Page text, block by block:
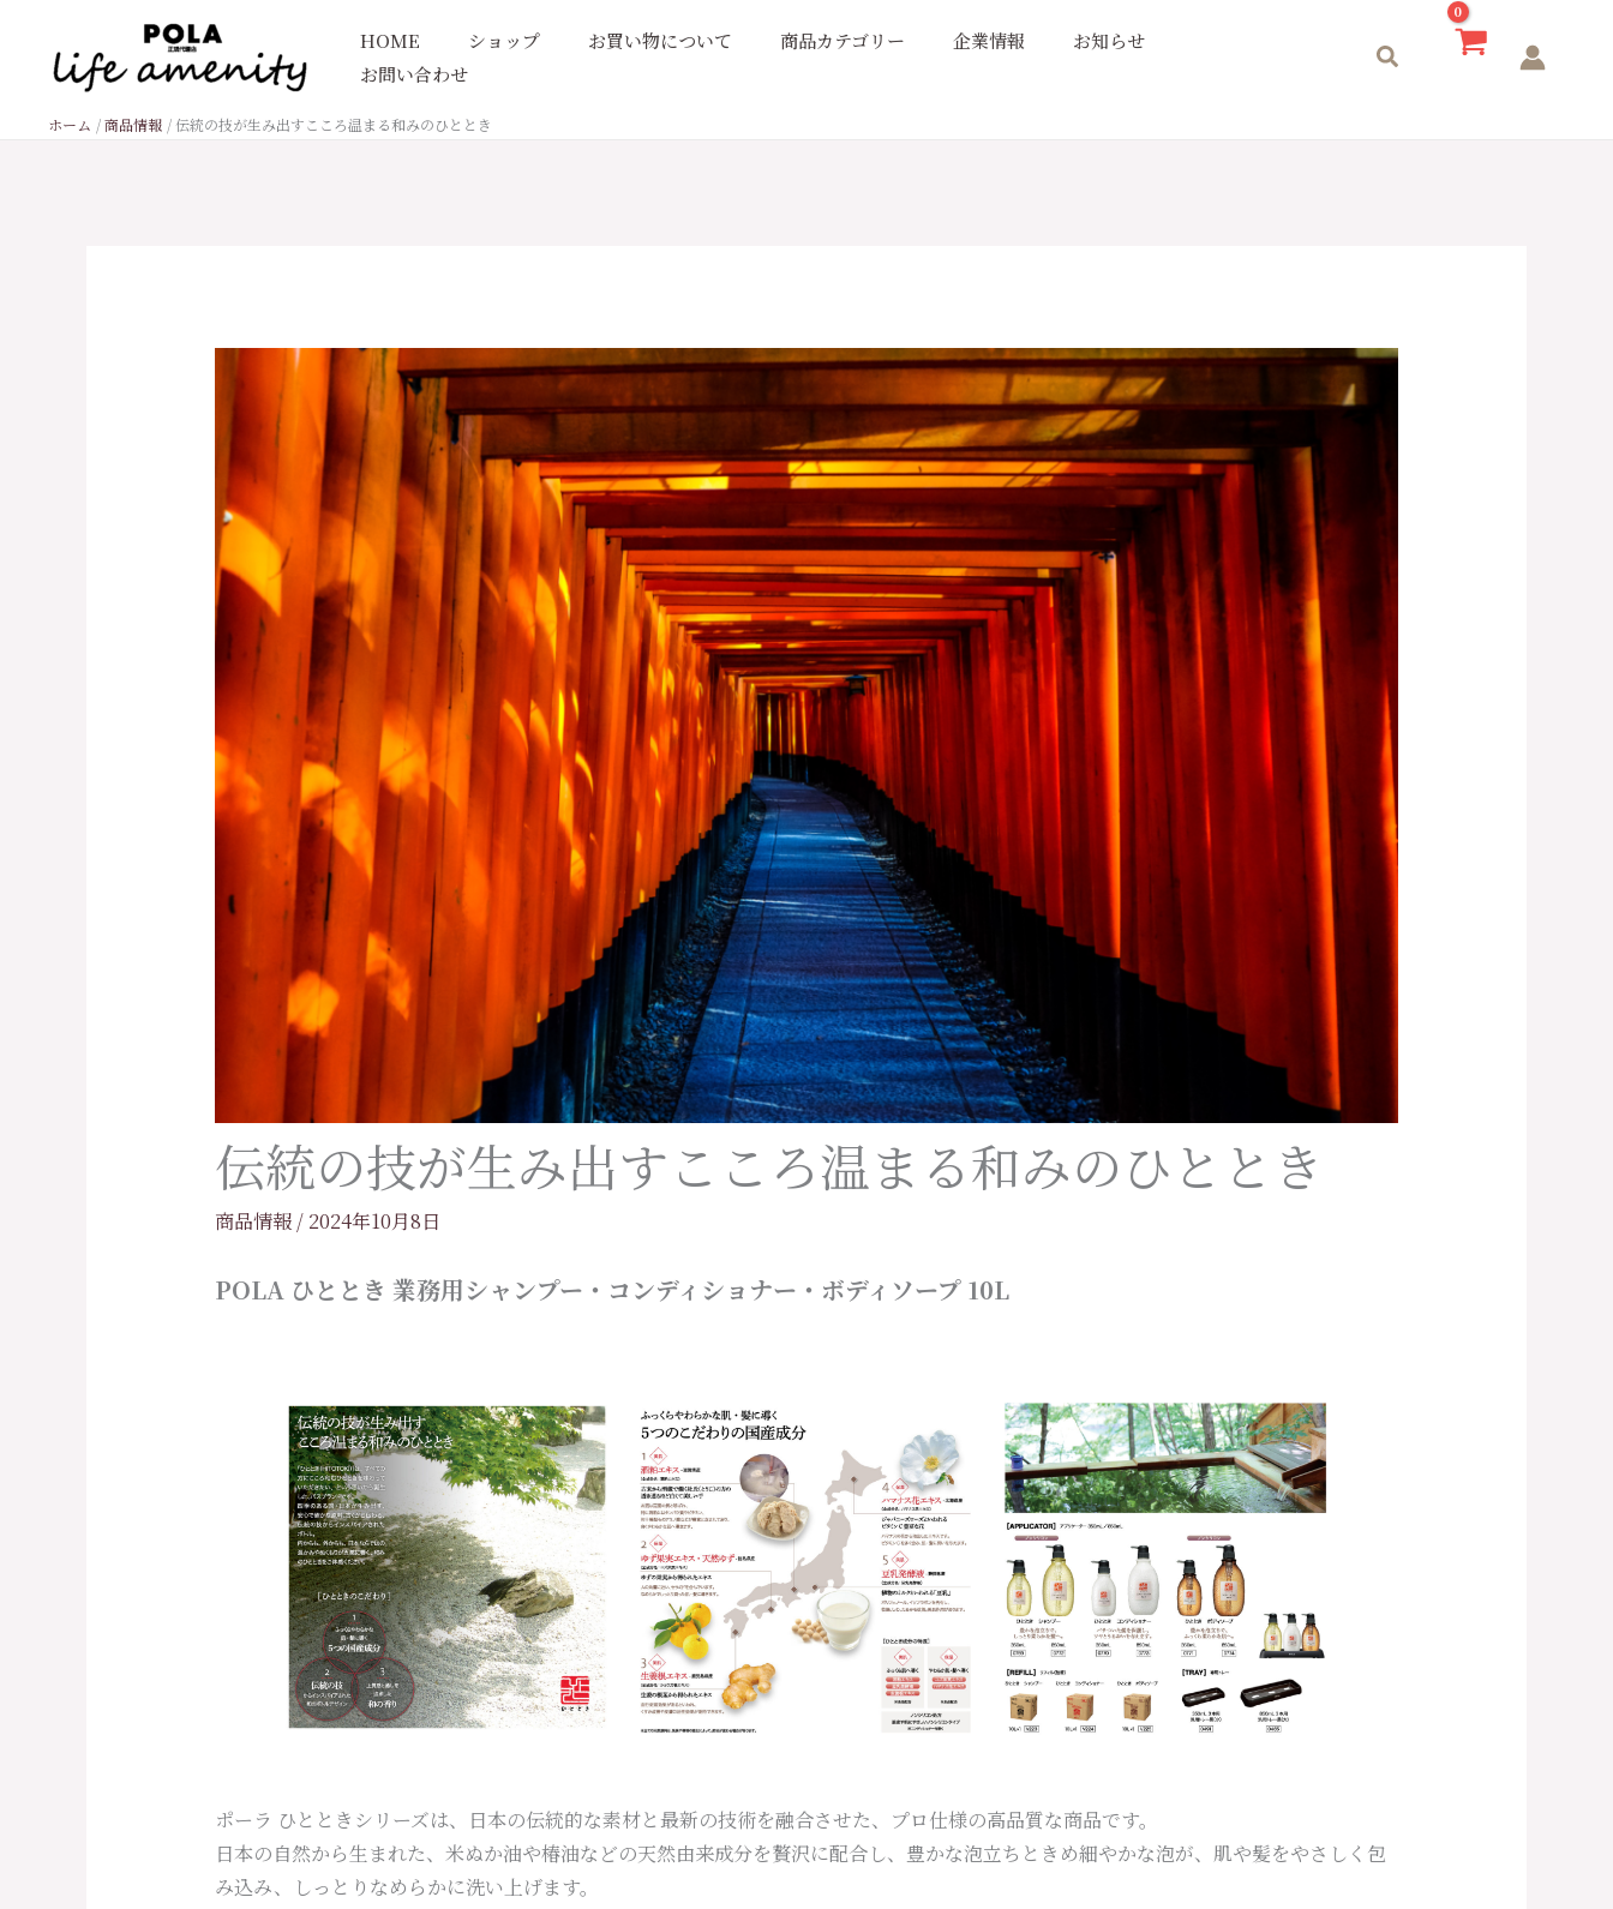
HOME ショップ お買い物について 商品カテゴリー 企業情報
お知らせ
お問い合わせ
検
ホーム 商品情報 伝統の技が生み出すこころ温まる和みのひととき
伝統の技が生み出すこころ温まる和みのひととき
商品情報/ 2024年10月8日
POLA ひととき 業務用シャンプー・コンディショナー・ボディソープ 10L
ポーラ ひとときシリーズは、日本の伝統的な素材と最新の技術を融合させた、プロ仕様の高品質な商品です。
日本の自然から生まれた、米ぬか油や椿油などの天然由来成分を贅沢に配合し、豊かな泡立ちときめ細やかな泡が、肌や髪をやさしく包
み込み、しっとりなめらかに洗い上げます。